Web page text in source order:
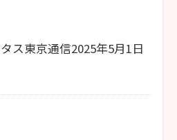
ス東京通信2025年5月1日